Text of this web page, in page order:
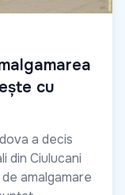
cu
a decis
din Ciulucani
amalgamare